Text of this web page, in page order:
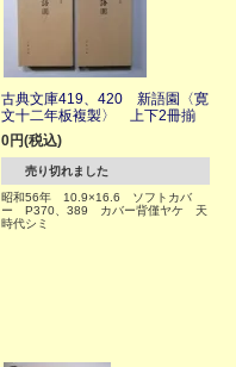
古典文庫419、420 新語園〈寛
文十二年板複製〉 上下2冊揃
0円(税込)
売り切れました
昭和56年 10.9×16.6 ソフトカバ
ー P370、389 カバー背僅ヤケ 天
時代シミ